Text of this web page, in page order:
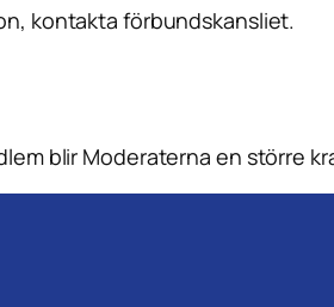
kontakta förbundskansliet.
blir Moderaterna en större